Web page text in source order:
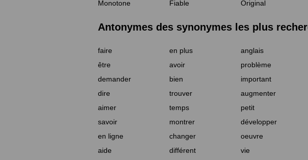
Monotone
Fiable Original
Antonymes des synonymes les plus
faire en plus anglais
être
avoir problème
demander
bien important
dire
trouver augmenter
aimer
temps petit
savoir
montrer développer
en ligne
changer oeuvre
aide
différent vie